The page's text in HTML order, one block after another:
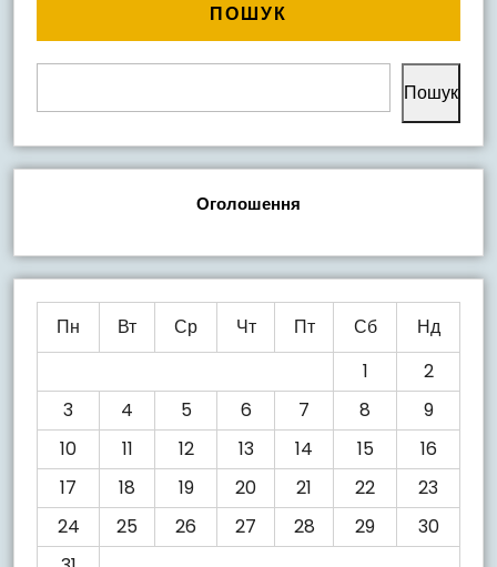
ПОШУК
Пошук
Оголошення
Пн Вт Ср Чт Пт Сб
Нд
1
2
3
4 5 6 7 8
9
10
11 12 13 14 15
16
17
18 19 20 21 22
23
24
25 26 27 28 29
30